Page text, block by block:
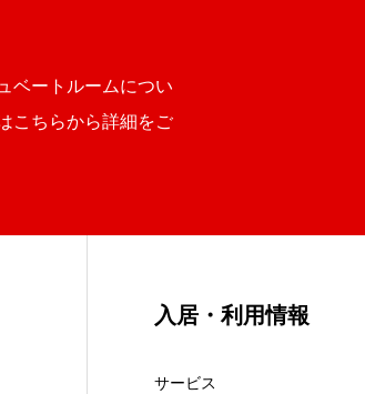
ベートルームについ
こちらから詳細をご
入居・利用情報
サービス